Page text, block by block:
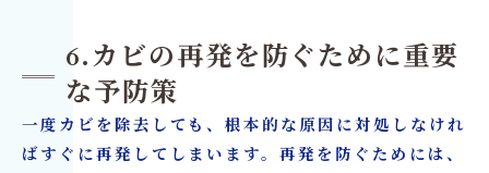
6.カビの再発を防ぐために重要
な予防策
一度カビを除去しても、根本的な原因に対処しなけれ
ばすぐに再発してしまいます。再発を防ぐためには、